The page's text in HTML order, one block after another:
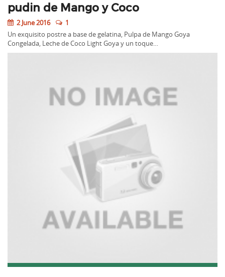
pudin de Mango y Coco
2 June 2016
1
Un exquisito postre a base de gelatina, Pulpa de Mango Goya
Congelada, Leche de Coco Light Goya y un toque…